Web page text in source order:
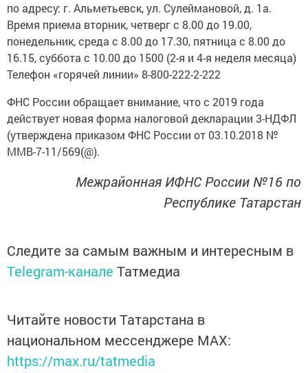
по адресу: г. Альметьевск, ул. Сулеймановой, д. 1а.
Время приема вторник, четверг с 8.00 до 19.00,
понедельник, среда с 8.00 до 17.30, пятница с 8.00 до
16.15, суббота с 10.00 до 1500 (2-я и 4-я неделя месяца)
Телефон «горячей линии» 8-800-222-2-222
ФНС России обращает внимание, что с 2019 года
действует новая форма налоговой декларации 3-НДФЛ
(утверждена приказом ФНС России от 03.10.2018 №
ММВ-7-11/569(@).
Межрайонная ИФНС России №16 по
Республике Татарстан
Следите за самым важным и интересным в
Telegram-канале Татмедиа
Читайте новости Татарстана в
национальном мессенджере MАХ:
https://max.ru/tatmedia